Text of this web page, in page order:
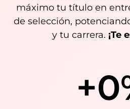
máximo tu título en
de selección,
y tu carrera. ¡Te
+0